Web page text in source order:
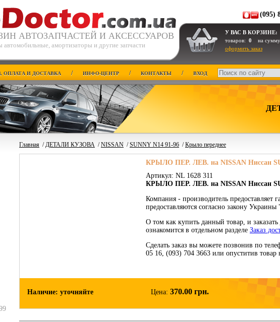
АВТОЗАПЧАСТЕЙ И АКСЕССУАРОВ
автомобильные, амортизаторы и другие запчасти
(095)
У ВАС В КОРЗИНЕ:
товаров: 0 на
оформить заказ
ОПЛАТА И ДОСТАВКА / ИНФО-ЦЕНТР / КОНТАКТЫ / ВХОД
Главная /ДЕТАЛИ КУЗОВА /NISSAN /SUNNY N14 91-96 /Крыло переднее
КРЫЛО ПЕР. ЛЕВ. на NISSAN Ниссан
Артикул: NL 1628 311
КРЫЛО ПЕР. ЛЕВ. на NISSAN Ниссан
Компания - производитель предоставляет
предоставляются согласно закону
О том как купить данный товар, и
ознакомится в отдельном разделе Заказ
Сделать заказ вы можете позвонив по
05 16, (093) 704 3663 или опуститив товар
Наличие: уточняйте Цена: 370.00 грн.